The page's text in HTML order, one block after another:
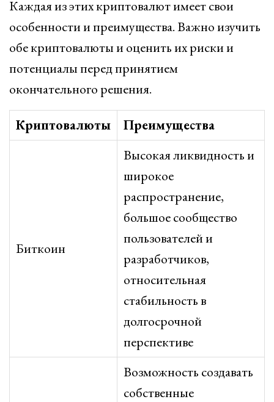
Каждая из этих криптовалют имеет свои
особенности и преимущества. Важно изучить
обе криптовалюты и оценить их риски и
потенциалы перед принятием
окончательного решения.
Криптовалюты Преимущества
Биткоин
Высокая ликвидность и
широкое
распространение,
большое сообщество
пользователей и
разработчиков,
относительная
стабильность в
долгосрочной
перспективе
Возможность создавать
собственные